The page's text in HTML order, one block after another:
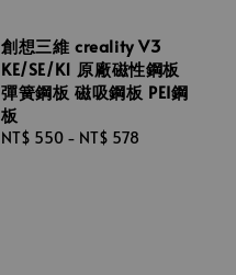
創想三維 creality V3
KE/SE/K1 原廠磁性鋼板
彈簧鋼板 磁吸鋼板 PEI鋼
板
Regular
NT$ 550 - NT$ 578